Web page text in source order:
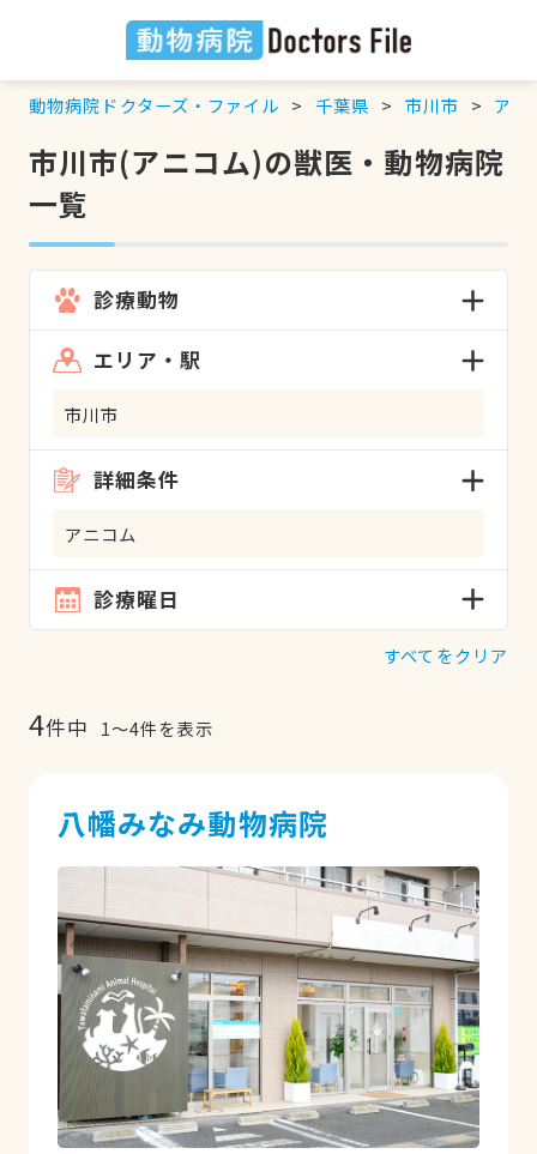
動物病院ドクターズ・ファイル 千葉県 市川市 アニ
市川市(アニコム)の獣医・動物病院
一覧
診療動物
エリア・駅
市川市
詳細条件
アニコム
診療曜日
すべてをクリア
4件中 1〜4件を表示
八幡みなみ動物病院